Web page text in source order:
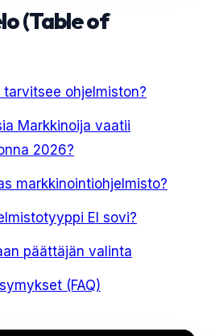
(Table of
tarvitsee ohjelmiston?
Markkinoija vaatii
2026?
markkinointiohjelmisto?
EI sovi?
päättäjän valinta
(FAQ)